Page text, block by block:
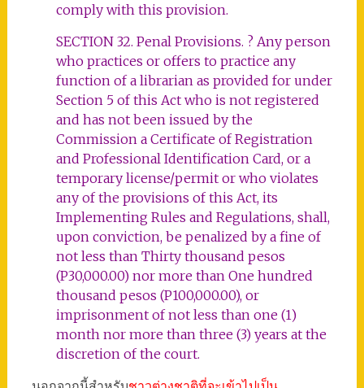
comply with this provision.
SECTION 32. Penal Provisions. ? Any person
who practices or offers to practice any
function of a librarian as provided for under
Section 5 of this Act who is not registered
and has not been issued by the
Commission a Certificate of Registration
and Professional Identification Card, or a
temporary license/permit or who violates
any of the provisions of this Act, its
Implementing Rules and Regulations, shall,
upon conviction, be penalized by a fine of
not less than Thirty thousand pesos
(P30,000.00) nor more than One hundred
thousand pesos (P100,000.00), or
imprisonment of not less than one (1)
month nor more than three (3) years at the
discretion of the court.